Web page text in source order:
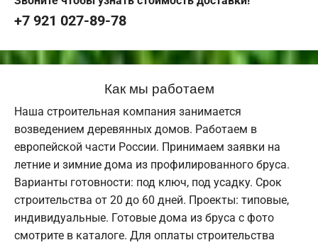
+7 921 027-89-78
Как мы работаем
Наша строительная компания занимается
возведением деревянных домов. Работаем в
европейской части России. Принимаем заявки на
летние и зимние дома из профилированного бруса.
Варианты готовности: под ключ, под усадку. Срок
строительства от 20 до 60 дней. Проекты: типовые,
индивидуальные. Готовые дома из бруса с фото
смотрите в каталоге. Для оплаты строительства